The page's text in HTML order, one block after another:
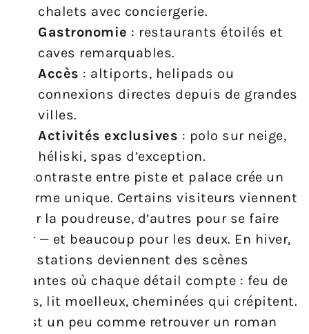
chalets avec conciergerie.
Gastronomie : restaurants étoilés et
caves remarquables.
Accès : altiports, helipads ou
connexions directes depuis de grandes
villes.
Activités exclusives : polo sur neige,
héliski, spas d’exception.
Le contraste entre piste et palace crée un
charme unique. Certains visiteurs viennent
pour la poudreuse, d’autres pour se faire
voir — et beaucoup pour les deux. En hiver,
ces stations deviennent des scènes
vivantes où chaque détail compte : feu de
bois, lit moelleux, cheminées qui crépitent.
C’est un peu comme retrouver un roman